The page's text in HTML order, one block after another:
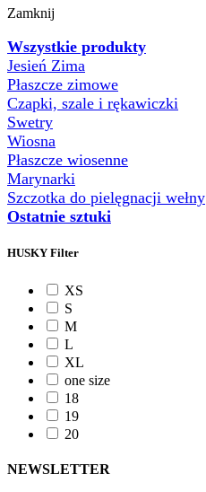
Zamknij
Wszystkie produkty
Jesień Zima
Płaszcze zimowe
Czapki, szale i rękawiczki
Swetry
Wiosna
Płaszcze wiosenne
Marynarki
Szczotka do pielęgnacji wełny
Ostatnie sztuki
HUSKY Filter
XS
S
M
L
XL
one size
18
19
20
NEWSLETTER